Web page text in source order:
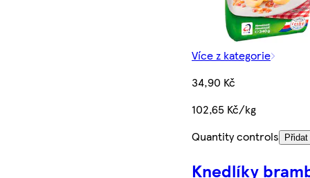
Více z kategorie
34,90 Kč
102,65 Kč/kg
Quantity controls
Přidat
Knedlíky